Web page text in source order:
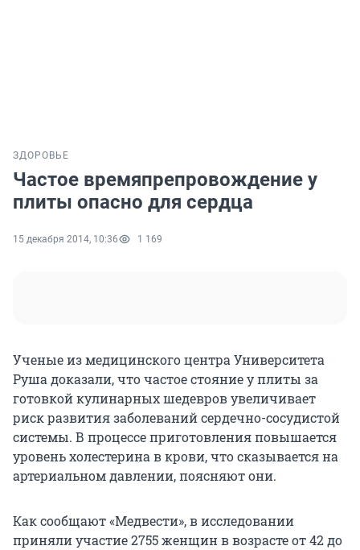
ЗДОРОВЬЕ
Частое времяпрепровождение у
плиты опасно для сердца
15 декабря 2014, 10:36 1 169
Ученые из медицинского центра Университета
Руша доказали, что частое стояние у плиты за
готовкой кулинарных шедевров увеличивает
риск развития заболеваний сердечно-сосудистой
системы. В процессе приготовления повышается
уровень холестерина в крови, что сказывается на
артериальном давлении, поясняют они.
Как сообщают «Медвести», в исследовании
приняли участие 2755 женщин в возрасте от 42 до